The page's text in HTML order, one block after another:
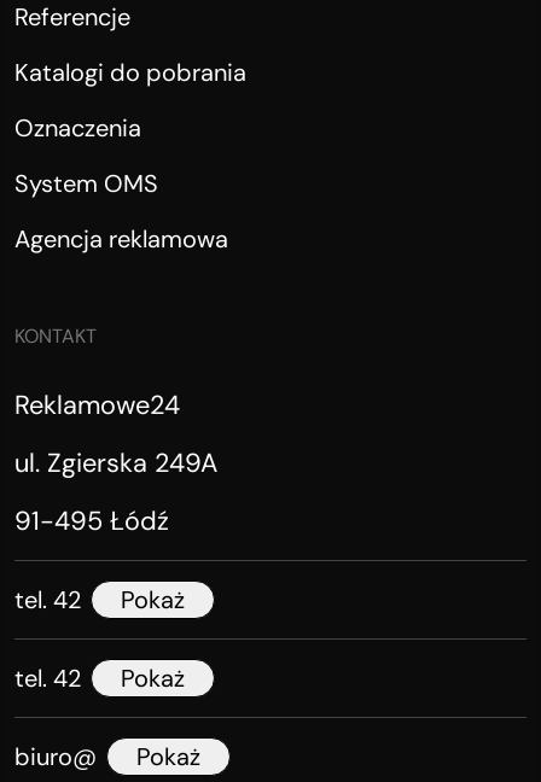
Referencje
Katalogi do pobrania
Oznaczenia
System OMS
Agencja reklamowa
KONTAKT
Reklamowe24
ul. Zgierska 249A
91-495 Łódź
tel. 42 Pokaż
tel. 42 Pokaż
biuro@ Pokaż